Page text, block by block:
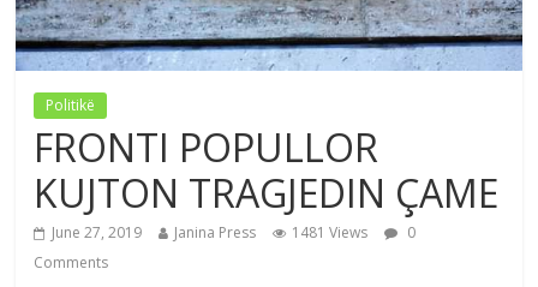
Politikë
FRONTI POPULLOR
KUJTON TRAGJEDIN ÇAME
June 27, 2019 Janina Press 1481 Views
0
Comments